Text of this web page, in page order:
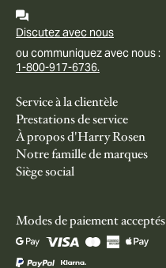
Discutez avec nous
ou communiquez avec nous :
1-800-917-6736.
Service à la clientèle
Prestations de service
À propos d'Harry Rosen
Notre famille de marques
Siège social
Modes de paiement acceptés